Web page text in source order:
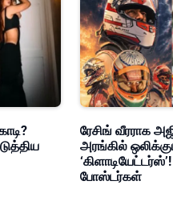
ரேசிங் வீரராக
அரங்கில்
போஸ்டர்கள்